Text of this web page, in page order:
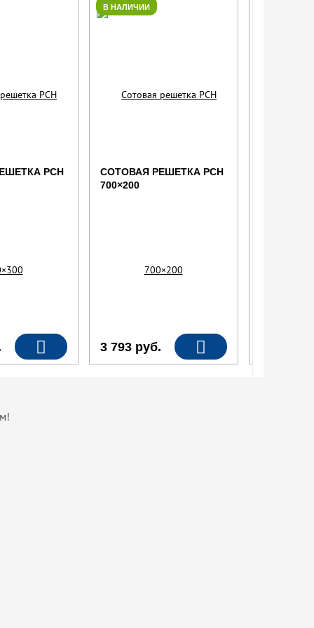
РСН
В НАЛИЧИИ
СОТОВАЯ РЕШЕТКА РСН
700×200
3 793 руб.